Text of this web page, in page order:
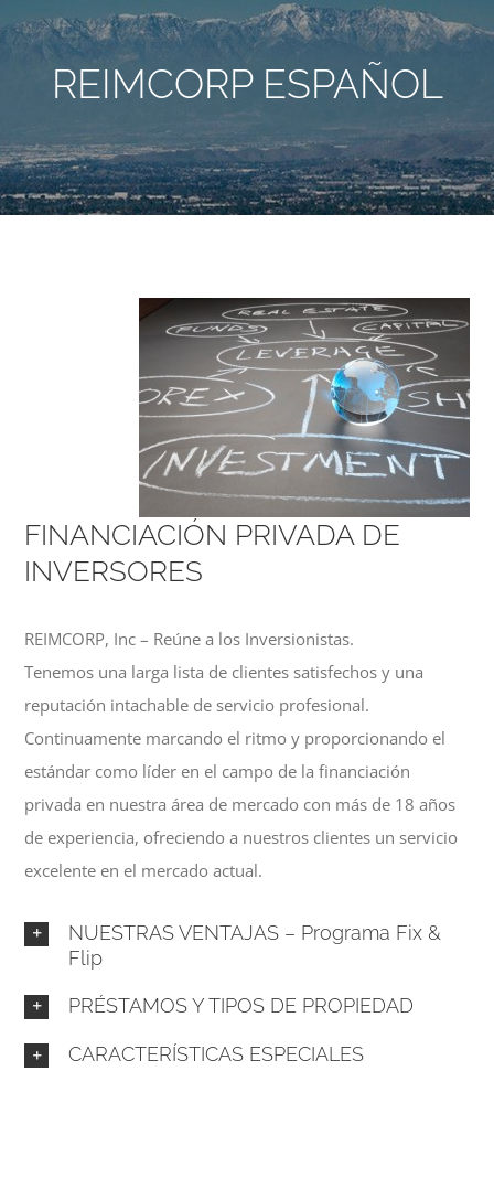
REIMCORP ESPAÑOL
FINANCIACIÓN PRIVADA DE
INVERSORES
REIMCORP, Inc – Reúne a los Inversionistas.
Tenemos una larga lista de clientes satisfechos y una
reputación intachable de servicio profesional.
Continuamente marcando el ritmo y proporcionando el
estándar como líder en el campo de la financiación
privada en nuestra área de mercado con más de 18 años
de experiencia, ofreciendo a nuestros clientes un servicio
excelente en el mercado actual.
NUESTRAS VENTAJAS – Programa Fix &
Flip
PRÉSTAMOS Y TIPOS DE PROPIEDAD
CARACTERÍSTICAS ESPECIALES